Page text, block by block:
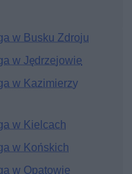
w Busku Zdroju
w Jędrzejowie
w Kazimierzy
w Kielcach
w Końskich
w Opatowie